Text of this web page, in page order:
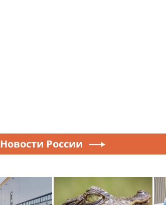
Новости России